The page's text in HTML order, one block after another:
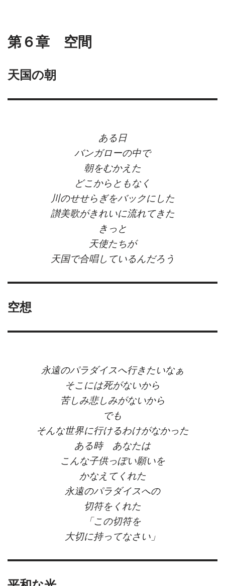
第６章 空間
天国の朝
ある日
バンガローの中で
朝をむかえた
どこからともなく
川のせせらぎをバックにした
讃美歌がきれいに流れてきた
きっと
天使たちが
天国で合唱しているんだろう
空想
永遠のパラダイスへ行きたいなぁ
そこには死がないから
苦しみ悲しみがないから
でも
そんな世界に行けるわけがなかった
ある時 あなたは
こんな子供っぽい願いを
かなえてくれた
永遠のパラダイスへの
切符をくれた
「この切符を
大切に持ってなさい」